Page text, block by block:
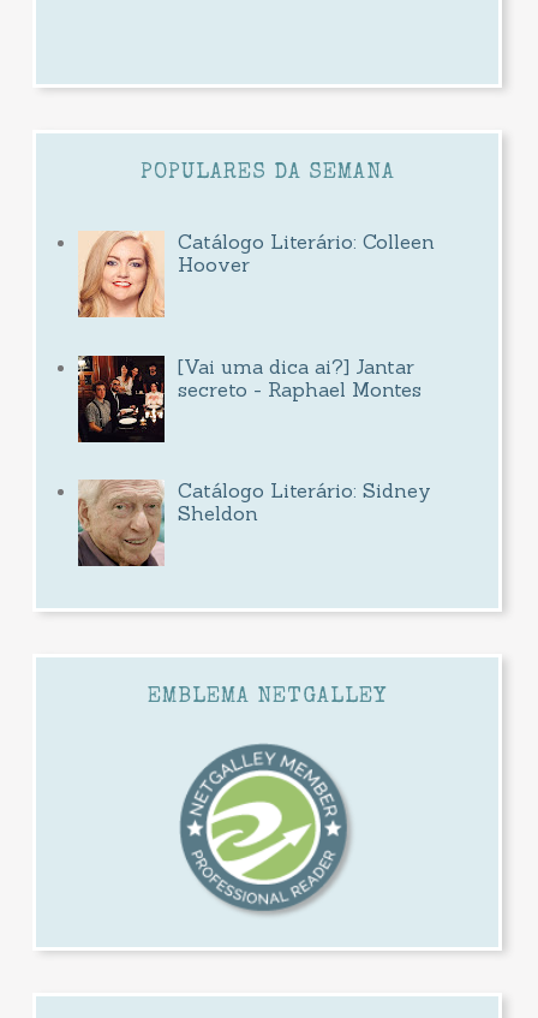
POPULARES DA SEMANA
Catálogo Literário: Colleen
Hoover
[Vai uma dica ai?] Jantar
secreto - Raphael Montes
Catálogo Literário: Sidney
Sheldon
EMBLEMA NETGALLEY